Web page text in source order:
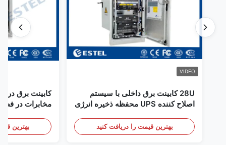
ای دی
لامپ LED برای روشنایی با سوئیچ، ولتاژ:
AC220V، 60 هرتز.
زیست
دمای کاری
خورشیدی)
رطوبت
کاری
VIDEO
28U کابینت برق داخلی با سیستم
اصلاح کننده UPS محفظه ذخیره انرژی
بهترین قیمت را دریافت کنید
کابینت برق در
مخابرات در
بهترین